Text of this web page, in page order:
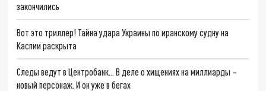
закончились
Вот это триллер! Тайна удара Украины по иранскому судну на
Каспии раскрыта
Следы ведут в Центробанк… В деле о хищениях на миллиарды –
новый персонаж. И он уже в бегах